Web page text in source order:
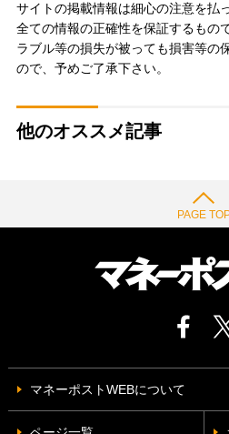
サイトの掲載情報は細心の注意を払
全ての情報の正確性を保証するもの
ラブル等の損失が被っても損害等の
ので、予めご了承下さい。
他のオススメ記事
PAGE
マネーポストWEBについて